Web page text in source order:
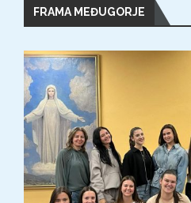
FRAMA MEĐUGORJE